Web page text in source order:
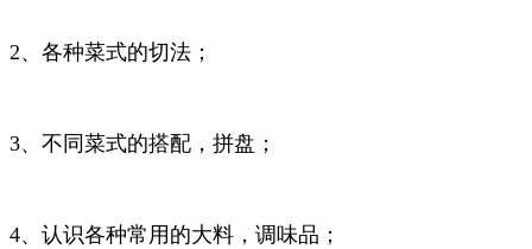
2、各种菜式的切法；
3、不同菜式的搭配，拼盘；
4、认识各种常用的大料，调味品；